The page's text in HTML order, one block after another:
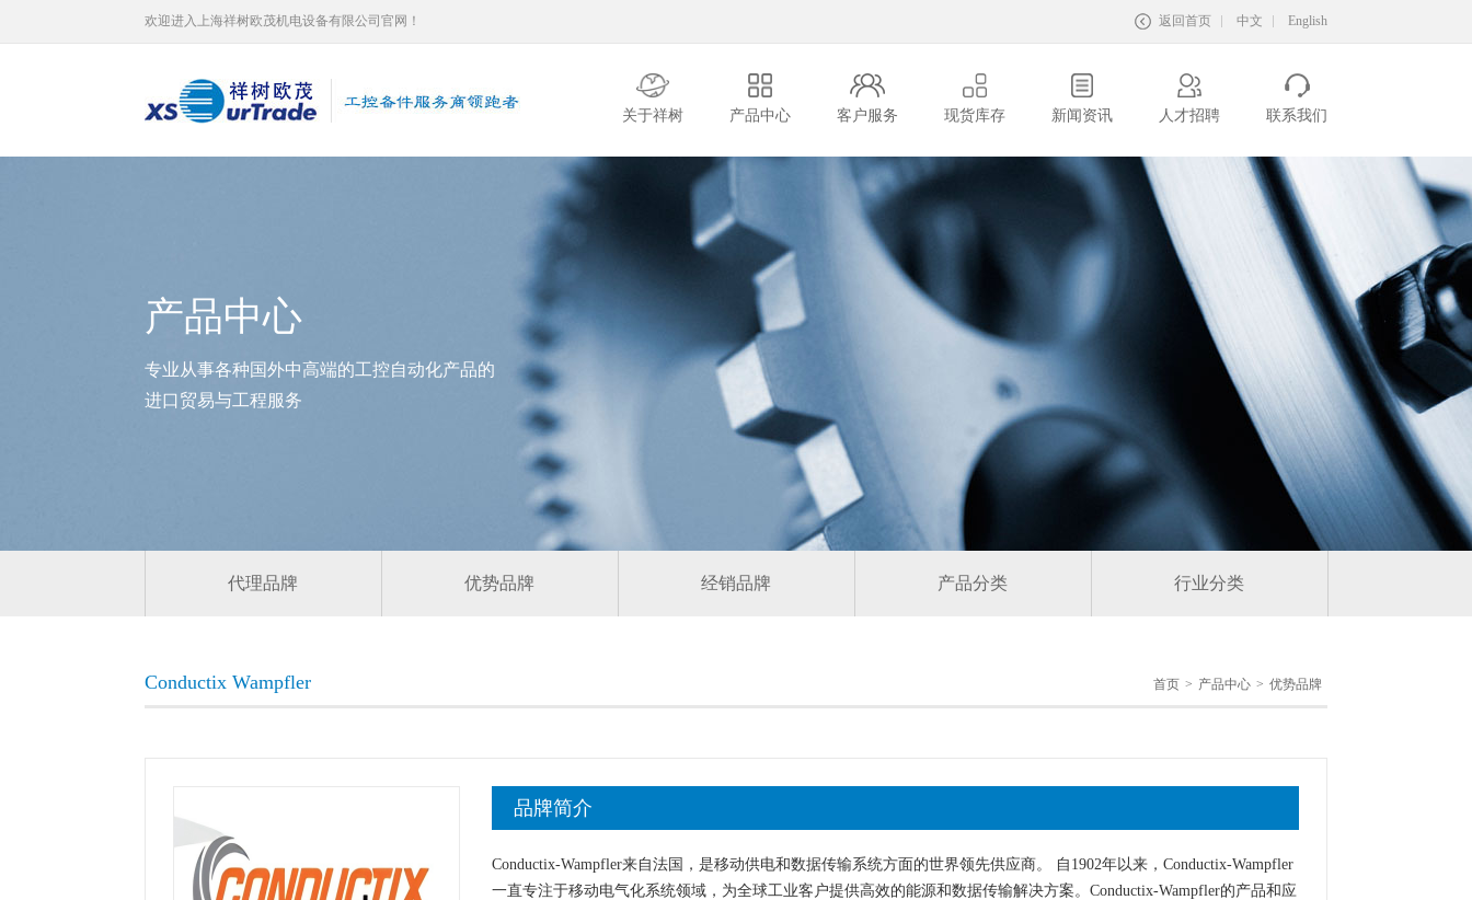
欢迎进入上海祥树欧茂机电设备有限公司官网！ 返回首页 中文 English
关于祥树 产品中心 客户服务 现货库存 新闻资讯 人才招聘 联系我们
产品中心
专业从事各种国外中高端的工控自动化产品的
进口贸易与工程服务
代理品牌 优势品牌 经销品牌 产品分类 行业分类
Conductix Wampfler 首页 > 产品中心 > 优势品牌
品牌简介
Conductix-Wampfler来自法国，是移动供电和数据传输系统方面的世界领先供应商。 自1902年以来，Conductix-Wampfler
一直专注于移动电气化系统领域，为全球工业客户提供高效的能源和数据传输解决方案。Conductix-Wampfler的产品和应